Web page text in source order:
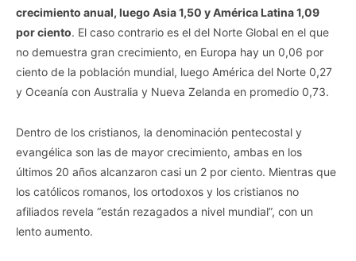
crecimiento anual, luego Asia 1,50 y América Latina 1,09
por ciento. El caso contrario es el del Norte Global en el que
no demuestra gran crecimiento, en Europa hay un 0,06 por
ciento de la población mundial, luego América del Norte 0,27
y Oceanía con Australia y Nueva Zelanda en promedio 0,73.
Dentro de los cristianos, la denominación pentecostal y
evangélica son las de mayor crecimiento, ambas en los
últimos 20 años alcanzaron casi un 2 por ciento. Mientras que
los católicos romanos, los ortodoxos y los cristianos no
afiliados revela “están rezagados a nivel mundial”, con un
lento aumento.